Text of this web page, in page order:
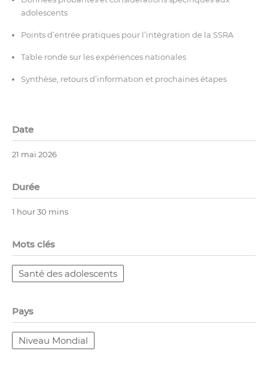
adolescents
Points d’entrée pratiques pour l’intégration de la SSRA
Table ronde sur les expériences nationales
Synthèse, retours d’information et prochaines étapes
Date
21 mai 2026
Durée
1 hour 30 mins
Mots clés
Santé des adolescents
Pays
Niveau Mondial